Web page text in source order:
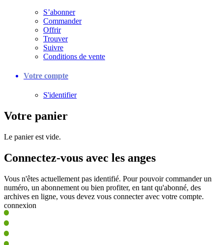
S’abonner
Commander
Offrir
Trouver
Suivre
Conditions de vente
Votre compte
S'identifier
Votre panier
Le panier est vide.
Connectez-vous avec les anges
Vous n'êtes actuellement pas identifié. Pour pouvoir commander un
numéro, un abonnement ou bien profiter, en tant qu'abonné, des
archives en ligne, vous devez vous connecter avec votre compte.
connexion